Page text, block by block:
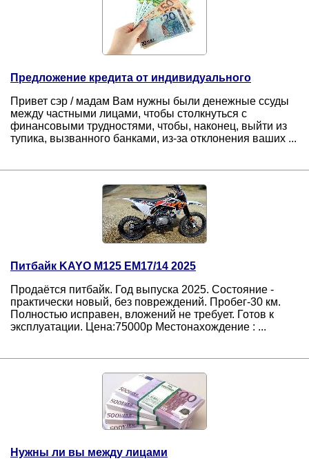
Предложение кредита от индивидуального
Привет сэр / мадам Вам нужны были денежные ссуды
между частными лицами, чтобы столкнуться с
финансовыми трудностями, чтобы, наконец, выйти из
тупика, вызванного банками, из-за отклонения ваших ...
Питбайк KAYO М125 ЕМ17/14 2025
Продаётся питбайк. Год выпуска 2025. Состояние -
практически новый, без повреждений. Пробег-30 км.
Полностью исправен, вложений не требует. Готов к
эксплуатации. Цена:75000р Местонахождение : ...
Нужны ли вы между лицами